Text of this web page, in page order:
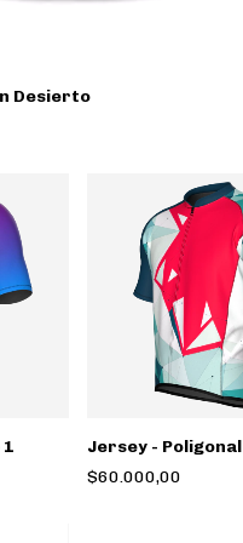
Desierto
Jersey - Poligonal
$60.000,00